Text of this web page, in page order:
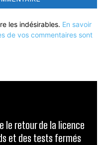
les indésirables. En savoir
de vos commentaires sont
le retour de la licence
et des tests fermés